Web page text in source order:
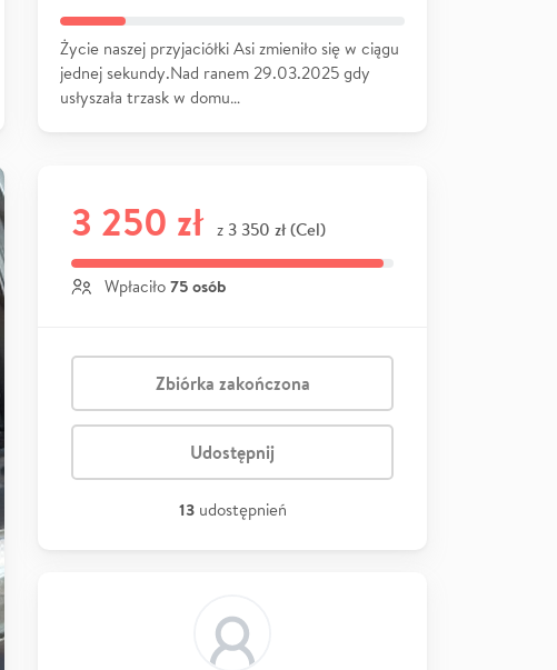
Życie naszej przyjaciółki Asi zmieniło się w ciągu
jednej sekundy.Nad ranem 29.03.2025 gdy
usłyszała trzask w domu…
3 250 zł z 3 350 zł (Cel)
Wpłaciło 75 osób
Zbiórka zakończona
Udostępnij
13 udostępnień